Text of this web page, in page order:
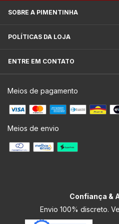
SOBRE A PIMENTINHA
POLÍTICAS DA LOJA
ENTRE EM CONTATO
Meios de pagamento
Meios de envio
Confiança &
Envio 100% discreto.